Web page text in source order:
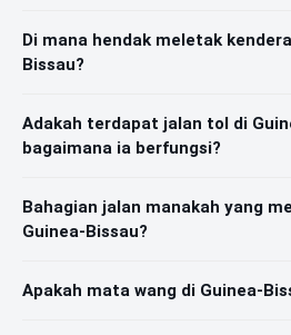
Di mana hendak meletak
Bissau?
Adakah terdapat jalan tol di
bagaimana ia berfungsi?
Bahagian jalan manakah yang
Guinea-Bissau?
Apakah mata wang di Guinea-